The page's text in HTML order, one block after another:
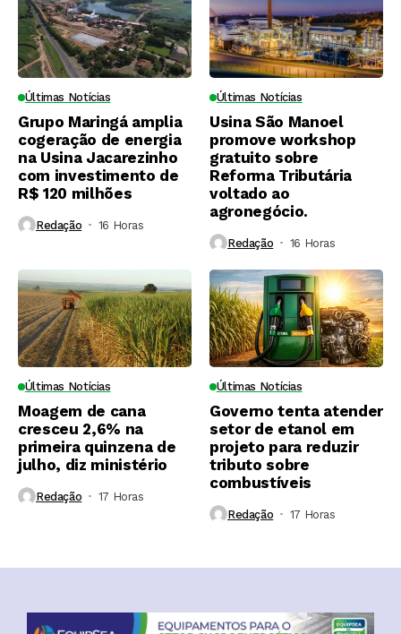
Últimas Notícias
Grupo Maringá amplia
cogeração de energia
na Usina Jacarezinho
com investimento de
R$ 120 milhões
Redação 16 Horas ⁮
Últimas Notícias
Usina São Manoel
promove workshop
gratuito sobre
Reforma Tributária
voltado ao
agronegócio.
Redação 16 Horas ⁮
Últimas Notícias
Moagem de cana
cresceu 2,6% na
primeira quinzena de
julho, diz ministério
Redação 17 Horas ⁮
Últimas Notícias
Governo tenta atender
setor de etanol em
projeto para reduzir
tributo sobre
combustíveis
Redação 17 Horas ⁮